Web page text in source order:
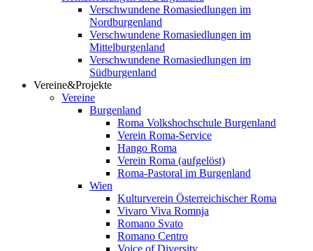
Verschwundene Romasiedlungen im
Nordburgenland
Verschwundene Romasiedlungen im
Mittelburgenland
Verschwundene Romasiedlungen im
Südburgenland
Vereine&Projekte
Vereine
Burgenland
Roma Volkshochschule Burgenland
Verein Roma-Service
Hango Roma
Verein Roma (aufgelöst)
Roma-Pastoral im Burgenland
Wien
Kulturverein Österreichischer Roma
Vivaro Viva Romnja
Romano Svato
Romano Centro
Voice of Diversity